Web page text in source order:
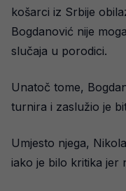
košarci iz Srbije
Bogdanović nije
slučaja u porodici.
Unatoč tome,
turnira i zaslužio je
Umjesto njega,
iako je bilo kritika jer